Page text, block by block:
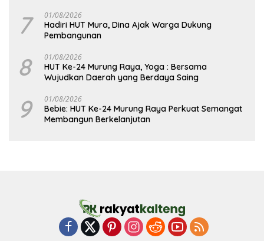
7 01/08/2026
Hadiri HUT Mura, Dina Ajak Warga Dukung
Pembangunan
8 01/08/2026
HUT Ke-24 Murung Raya, Yoga : Bersama
Wujudkan Daerah yang Berdaya Saing
9 01/08/2026
Bebie: HUT Ke-24 Murung Raya Perkuat Semangat
Membangun Berkelanjutan